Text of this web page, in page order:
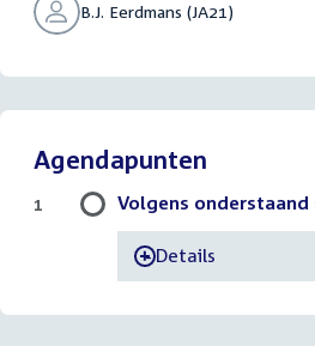
B.J. Eerdmans (JA21)
Agendapunten
Volgens onderstaand
-Details
1